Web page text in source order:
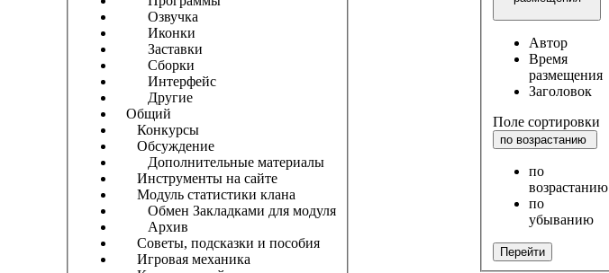
Озвучка
Иконки
Заставки
Сборки
Интерфейс
Другие
Общий
Конкурсы
Обсуждение
Дополнительные материалы
Инструменты на сайте
Модуль статистики клана
Обмен Закладками для модуля
Архив
Советы, подсказки и пособия
Игровая механика
Автор
Время
размещения
Заголовок
Поле сортировки
по возрастанию
по
возрастанию
по
убыванию
Перейти